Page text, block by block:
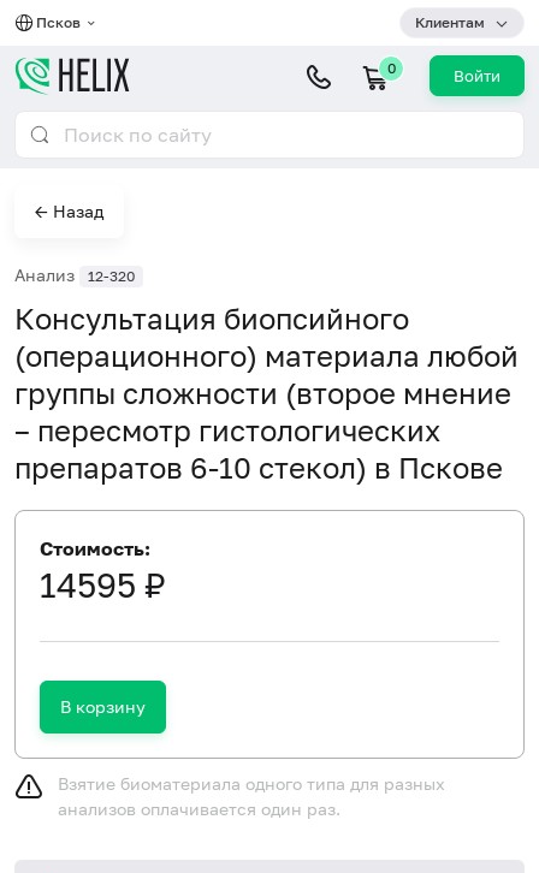
Псков Клиентам
0 Войти
← Назад
Анализ 12-320
Консультация биопсийного
(операционного) материала любой
группы сложности (второе мнение
– пересмотр гистологических
препаратов 6-10 стекол) в Пскове
Стоимость:
14595 ₽
В корзину
Взятие биоматериала одного типа для разных
анализов оплачивается один раз.